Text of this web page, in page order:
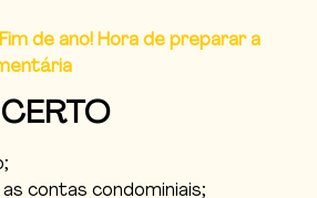
Fim de ano! Hora de preparar a
contas condominiais;